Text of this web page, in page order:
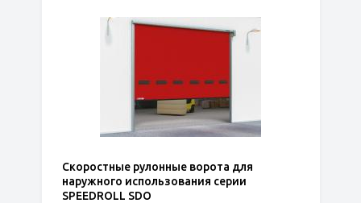
Скоростные рулонные ворота для
наружного использования серии
SPEEDROLL SDO